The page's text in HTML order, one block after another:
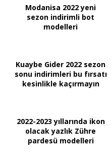
Modanisa 2022 yeni
sezon indirimli bot
modelleri
Kuaybe Gider 2022 sezon
sonu indirimleri bu fırsatı
kesinlikle kaçırmayın
2022-2023 yıllarında ikon
olacak yazlık Zühre
pardesü modelleri